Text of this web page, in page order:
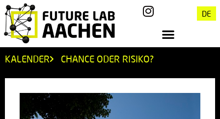
DE
KALENDER CHANCE ODER RISIKO?